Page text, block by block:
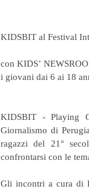
KIDSBIT al Festival
con KIDS’
i giovani dai 6 ai 18
KIDSBIT - Playing
Giornalismo di
ragazzi del 21°
confrontarsi con le
Gli incontri a cura di